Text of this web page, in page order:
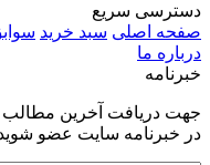
دسترسی سریع
صفحه اصلی سبد خرید
درباره ما
خبرنامه
جهت دریافت آخرین مطالب
در خبرنامه سایت عضو